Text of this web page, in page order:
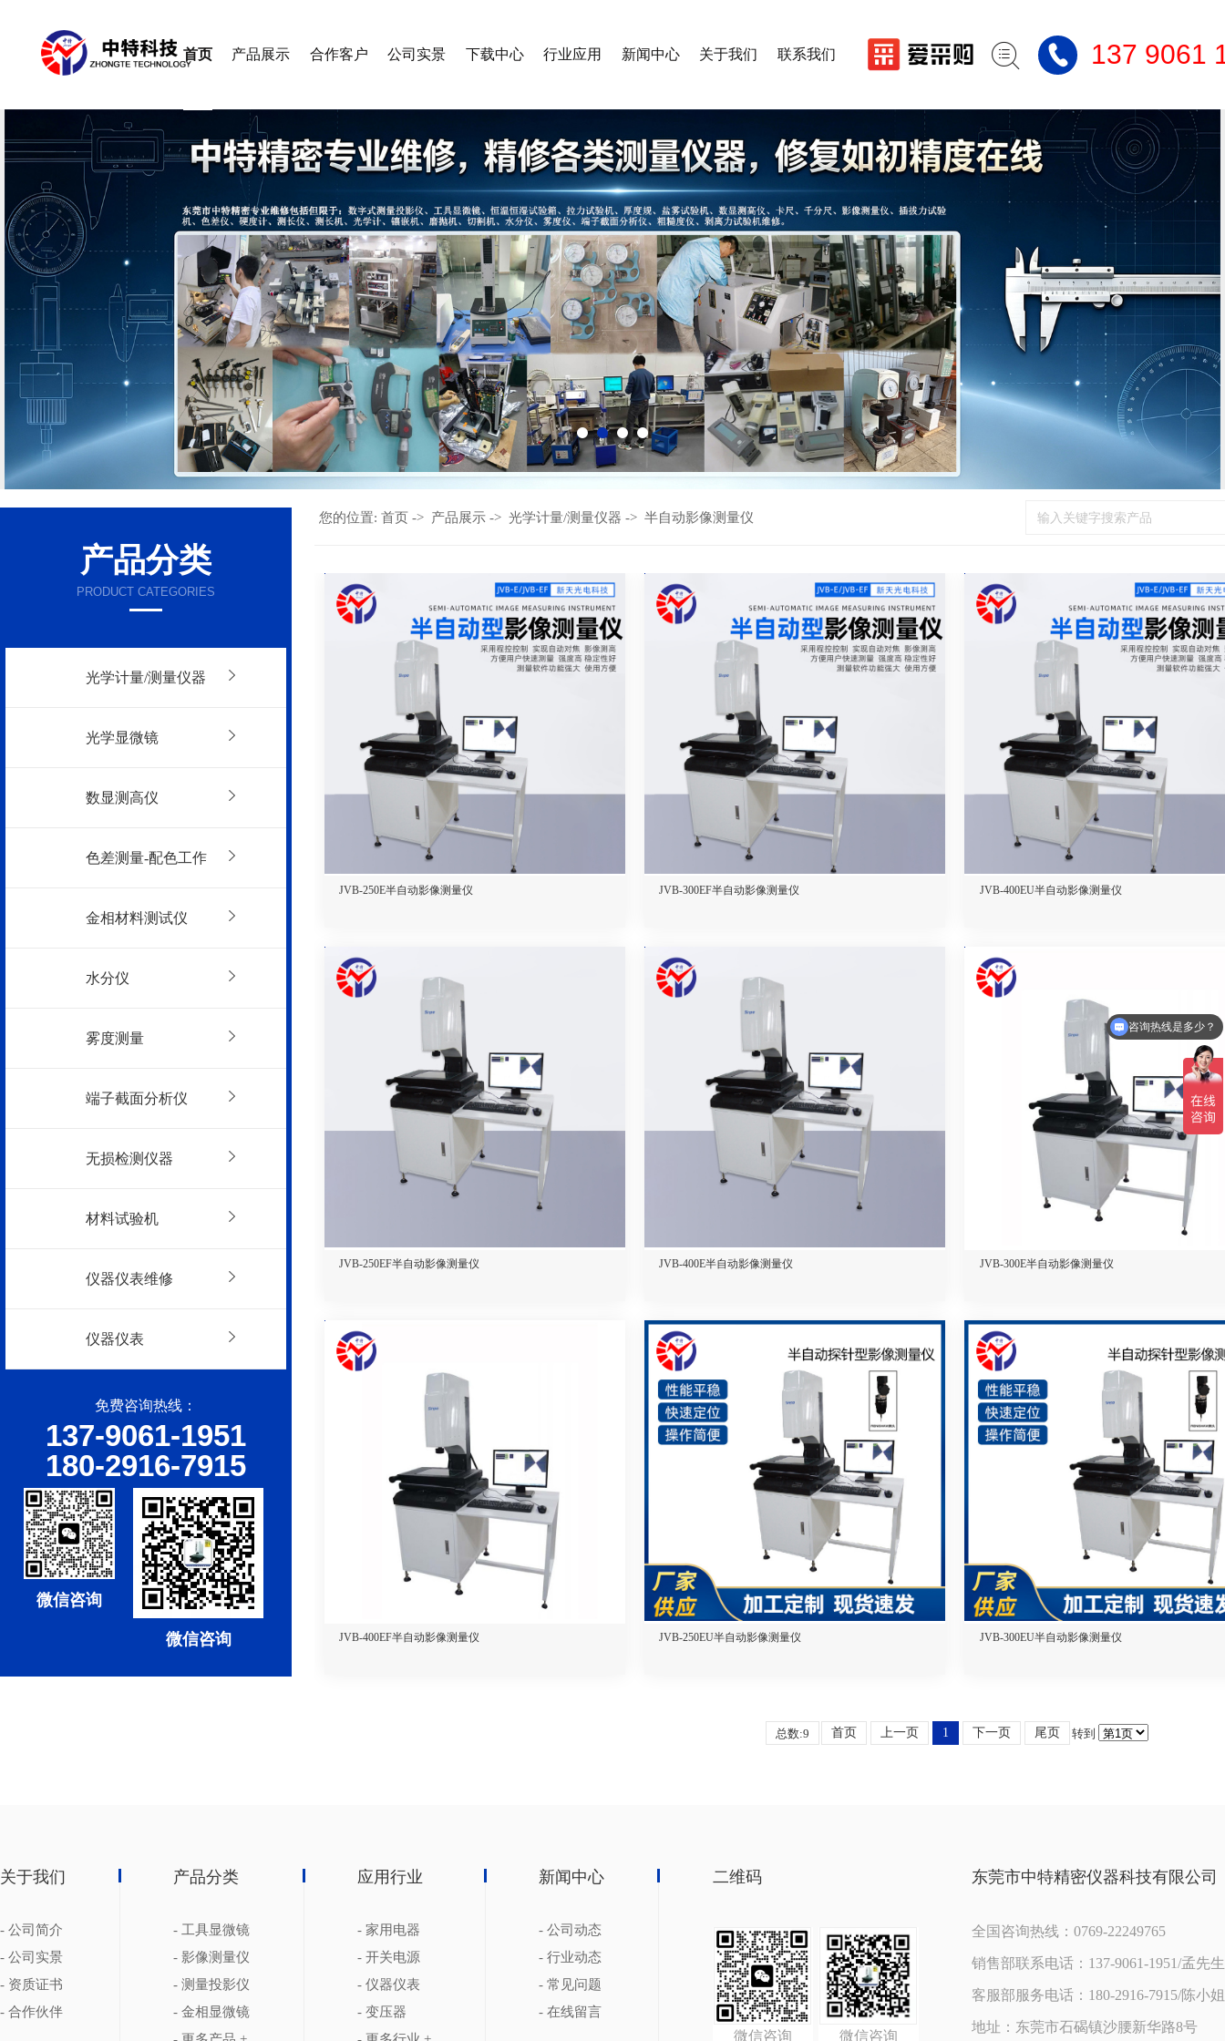
首页 产品展示 合作客户 公司实景 下载中心 行业应用 新闻中心
查看更多
关于我们
查看更多
联系我们
查看更多
  137 9061
产品分类
PRODUCT CATEGORIES
光学计量/测量仪器
光学显微镜
数显测高仪
色差测量-配色工作
金相材料测试仪
水分仪
雾度测量
端子截面分析仪
无损检测仪器
材料试验机
仪器仪表维修
仪器仪表
免费咨询热线：
137-9061-1951
180-2916-7915
微信咨询
微信咨询
您的位置: 首页 -> 产品展示 -> 光学计量/测量仪器 -> 半自动影像测量仪
JVB-250E半自动影像测量仪 JVB-300EF半自动影像测量仪 JVB-400EU半自动影像测量仪
JVB-250EF半自动影像测量仪 JVB-400E半自动影像测量仪 JVB-300E半自动影像测量仪
JVB-400EF半自动影像测量仪 JVB-250EU半自动影像测量仪 JVB-300EU半自动影像测量仪
总数:9 首页 上一页 1 下一页 尾页 转到
关于我们
- 公司简介
- 公司实景
- 资质证书
- 合作伙伴
产品分类
- 工具显微镜
- 影像测量仪
- 测量投影仪
- 金相显微镜
应用行业
- 家用电器
- 开关电源
- 仪器仪表
- 变压器
新闻中心
- 公司动态
- 行业动态
- 常见问题
- 在线留言
二维码
微信咨询 微信咨询
东莞市中特精密仪器科技有限公司
全国咨询热线：0769-22249765
销售部联系电话：137-9061-1951/孟先生
客服部服务电话：180-2916-7915/陈小姐
地址：东莞市石碣镇沙腰新华路8号
咨询热线是多少？